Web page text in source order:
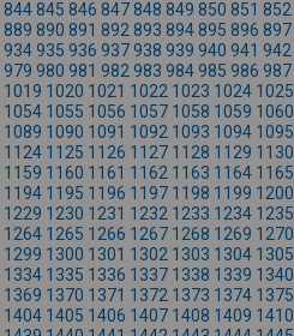
844845 846 847848 849 850 851 852
889 890 891 892 893 894895 896 897
934935 936 937938 939 940 941 942
979 980 981 982 983 984985 986 987
1019 1020 1021 1022 1023 1024 1025
1054 1055 1056 1057 1058 1059 1060
1089 1090 1091 1092 1093 1094 1095
1124 1125 1126 1127 1128 1129 1130
1159 1160 1161 1162 1163 1164 1165
1194 1195 1196 1197 1198 1199 1200
1229 1230 1231 1232 1233 1234 1235
1264 1265 1266 1267 1268 1269 1270
1299 1300 1301 1302 1303 1304 1305
1334 1335 1336 1337 1338 1339 1340
1369 1370 1371 1372 1373 1374 1375
1404 1405 1406 1407 1408 1409 1410